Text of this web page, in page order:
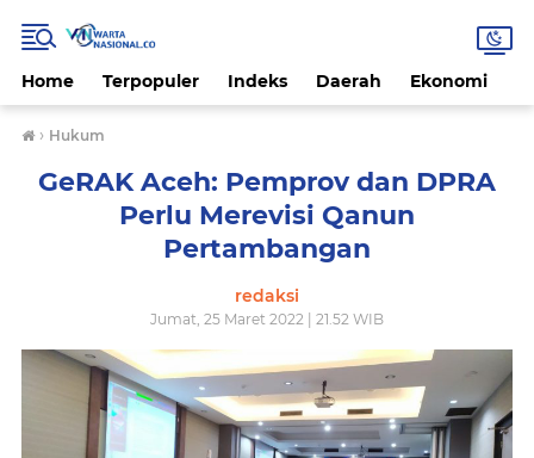
Home Terpopuler Indeks Daerah Ekonomi
› Hukum
GeRAK Aceh: Pemprov dan DPRA
Perlu Merevisi Qanun
Pertambangan
redaksi
Jumat, 25 Maret 2022 | 21.52 WIB